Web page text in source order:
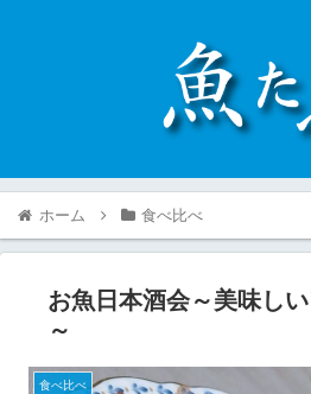
ホーム 食べ比べ
お魚日本酒会～美味し
～
食べ比べ